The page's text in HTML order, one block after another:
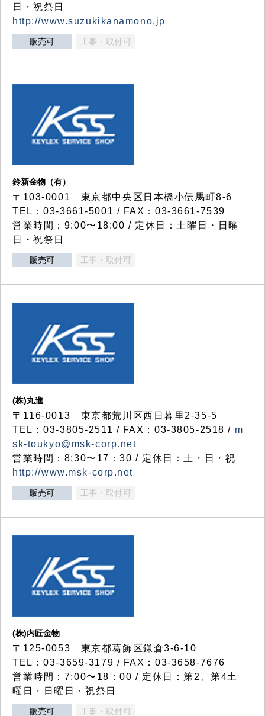
日・祝祭日
http://www.suzukikanamono.jp
販売可 工事・取付可
鈴新金物（有）
〒103-0001 東京都中央区日本橋小伝馬町8-6
TEL：03-3661-5001 / FAX：03-3661-7539
営業時間：9:00〜18:00 / 定休日：土曜日・日曜
日・祝祭日
販売可 工事・取付可
(株)丸進
〒116-0013 東京都荒川区西日暮里2-35-5
TEL：03-3805-2511 / FAX：03-3805-2518 / m
sk-toukyo@msk-corp.net
営業時間：8:30〜17：30 / 定休日：土・日・祝
http://www.msk-corp.net
販売可 工事・取付可
(株)内匠金物
〒125-0053 東京都葛飾区鎌倉3-6-10
TEL：03-3659-3179 / FAX：03-3658-7676
営業時間：7:00〜18：00 / 定休日：第2、第4土
曜日・日曜日・祝祭日
販売可 工事・取付可